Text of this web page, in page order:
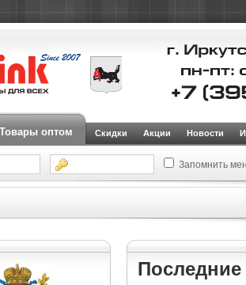
Товары оптом Скидки Акции Новости
Запомнить
АКБ для электротранспорта (тяговые)
ELECTRO Marine EFB EME12-90
Последние